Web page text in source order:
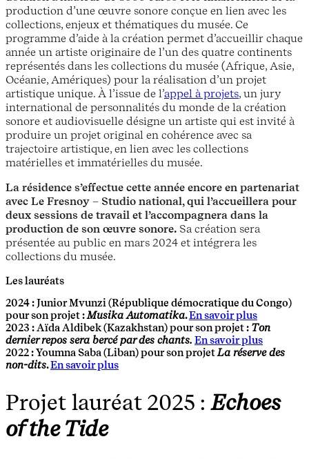
production d’une œuvre sonore conçue en lien avec les
collections, enjeux et thématiques du musée. Ce
programme d’aide à la création permet d’accueillir chaque
année un artiste originaire de l’un des quatre continents
représentés dans les collections du musée (Afrique, Asie,
Océanie, Amériques) pour la réalisation d’un projet
artistique unique. À l’issue de l’appel à projets, un jury
international de personnalités du monde de la création
sonore et audiovisuelle désigne un artiste qui est invité à
produire un projet original en cohérence avec sa
trajectoire artistique, en lien avec les collections
matérielles et immatérielles du musée.
La résidence s’effectue cette année encore en partenariat
avec Le Fresnoy – Studio national, qui l’accueillera pour
deux sessions de travail et l’accompagnera dans la
production de son œuvre sonore. Sa création sera
présentée au public en mars 2024 et intégrera les
collections du musée.
Les lauréats
2024 :Junior Mvunzi(République démocratique du Congo)
pour son projet :Musika Automatika.En savoir plus
2023 :Aïda Aldibek(Kazakhstan) pour son projet : Ton
dernier repos sera bercé par des chants. En savoir plus
2022 :Youmna Saba(Liban) pour son projetLa réserve des
non-dits.En savoir plus
Projet lauréat 2025 :Echoes
of the Tide